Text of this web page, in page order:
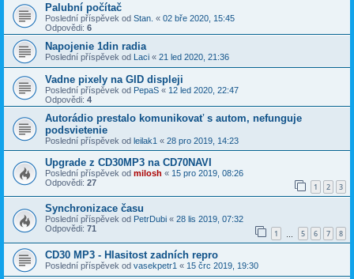
Palubní počítač
Poslední příspěvek od Stan. « 02 bře 2020, 15:45
Odpovědi: 6
Napojenie 1din radia
Poslední příspěvek od Laci « 21 led 2020, 21:36
Vadne pixely na GID displeji
Poslední příspěvek od PepaS « 12 led 2020, 22:47
Odpovědi: 4
Autorádio prestalo komunikovať s autom, nefunguje
podsvietenie
Poslední příspěvek od leilak1 « 28 pro 2019, 14:23
Upgrade z CD30MP3 na CD70NAVI
Poslední příspěvek od milosh « 15 pro 2019, 08:26
Odpovědi: 27 1 2 3
Synchronizace času
Poslední příspěvek od PetrDubi « 28 lis 2019, 07:32
Odpovědi: 71 1 5 6 7 8
CD30 MP3 - Hlasitost zadních repro
Poslední příspěvek od vasekpetr1 « 15 črc 2019, 19:30